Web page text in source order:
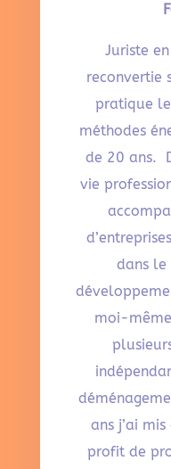
Juriste
reconvertie
pratique
méthodes
de 20 ans.
vie
dans
moi-
ans j’ai
profit de